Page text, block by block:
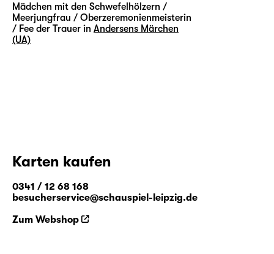
Mädchen mit den Schwefelhölzern /
Meerjungfrau / Oberzeremonienmeisterin
/ Fee der Trauer in Andersens Märchen
(UA)
Karten kaufen
0341 / 12 68 168
besucherservice@schauspiel-leipzig.de
Zum Webshop